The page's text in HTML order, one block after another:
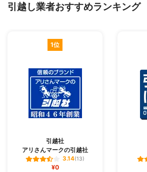
引越し業者おすすめランキング
1位
引越社
アリさんマークの引越社
3.14(13)
¥0